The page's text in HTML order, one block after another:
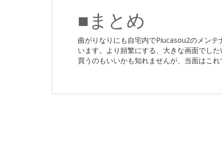
■まとめ
曲がりなりにも自宅内でPiucasou2のメン
います。より頻繁にする、大きな画面でし
買うのもいいかも知れませんが、当面はこれ